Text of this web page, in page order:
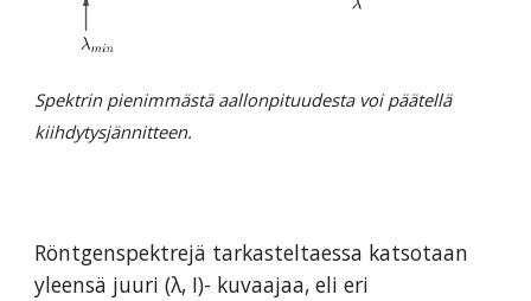
Spektrin pienimmästä aallonpituudesta voi päätellä
kiihdytysjännitteen.
Röntgenspektrejä tarkasteltaessa katsotaan
yleensä juuri (λ, I)- kuvaajaa, eli eri